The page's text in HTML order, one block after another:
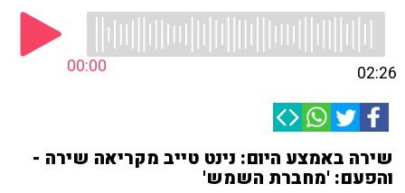
00:00 02:26
שירה באמצע היום: נינט טייב מקריאה שירה -
והפעם: 'מחברת השמש'